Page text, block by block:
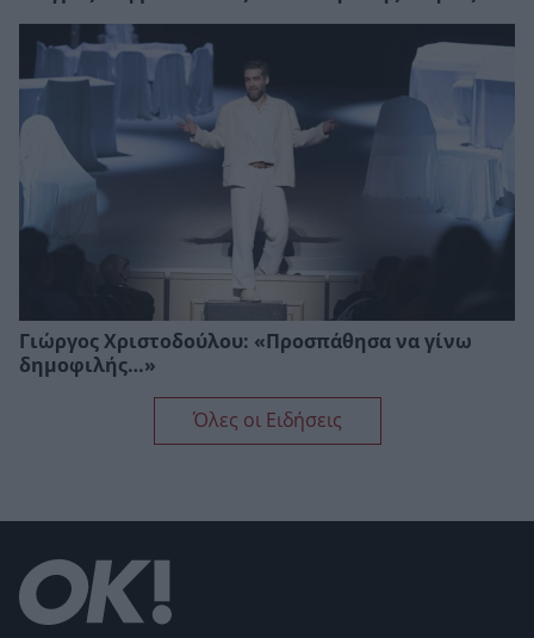
Γιώργος Χριστοδούλου: «Προσπάθησα να γίνω
δημοφιλής…»
Όλες οι Ειδήσεις